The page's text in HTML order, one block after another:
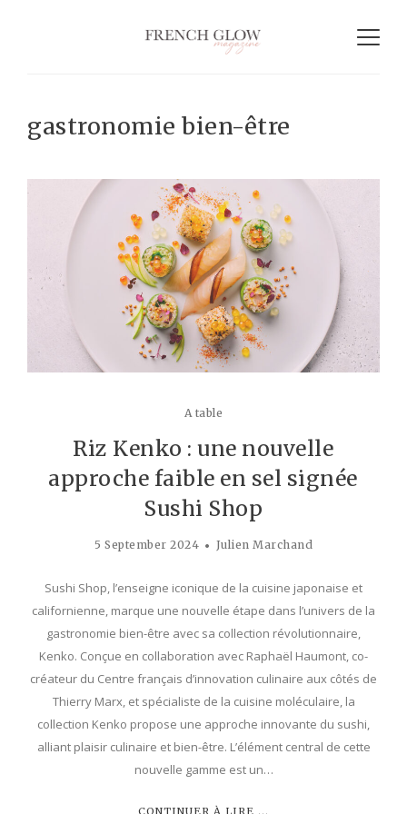
gastronomie bien-être
A table
Riz Kenko : une nouvelle
approche faible en sel signée
Sushi Shop
5 September 2024 Julien Marchand
Sushi Shop, l’enseigne iconique de la cuisine japonaise et
californienne, marque une nouvelle étape dans l’univers de la
gastronomie bien-être avec sa collection révolutionnaire,
Kenko. Conçue en collaboration avec Raphaël Haumont, co-
créateur du Centre français d’innovation culinaire aux côtés de
Thierry Marx, et spé­cialiste de la cuisine moléculaire, la
collection Kenko propose une approche innovante du sushi,
alliant plaisir culinaire et bien-être. L’élément central de cette
nouvelle gamme est un…
CONTINUER À LIRE ...